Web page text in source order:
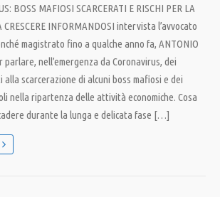
BOSS MAFIOSI SCARCERATI E RISCHI PER LA
CRESCERE INFORMANDOSI intervista l’avvocato
magistrato fino a qualche anno fa, ANTONIO
parlare, nell’emergenza da Coronavirus, dei
alla scarcerazione di alcuni boss mafiosi e dei
nella ripartenza delle attività economiche. Cosa
durante la lunga e delicata fase […]